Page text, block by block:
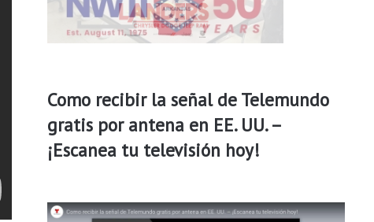
Como recibir la señal de Telemundo
gratis por antena en EE. UU. –
¡Escanea tu televisión hoy!